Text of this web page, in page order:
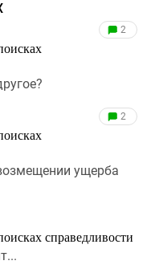
2
2
ущерба
справедливости